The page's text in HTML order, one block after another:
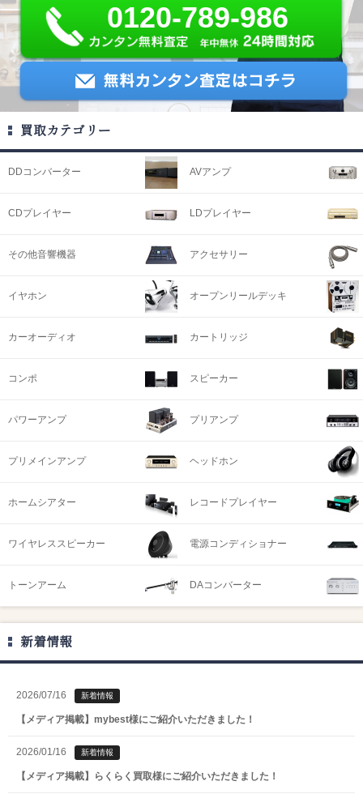
0120-789-986
買取カテゴリー
DDコンバーター AVアンプ
CDプレイヤー LDプレイヤー
その他音響機器 アクセサリー
イヤホン オープンリールデッキ
カーオーディオ カートリッジ
コンポ スピーカー
パワーアンプ プリアンプ
プリメインアンプ ヘッドホン
ホームシアター レコードプレイヤー
ワイヤレススピーカー 電源コンディショナー
トーンアーム DAコンバーター
新着情報
2026/07/16 新着情報
【メディア掲載】mybest様にご紹介いただきました！
2026/01/16 新着情報
【メディア掲載】らくらく買取様にご紹介いただきました！